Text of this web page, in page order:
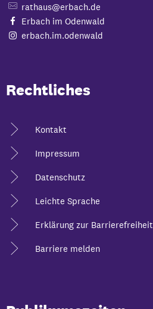
rathaus@erbach.de
Erbach im Odenwald
erbach.im.odenwald
Rechtliches
Kontakt
Impressum
Datenschutz
Leichte Sprache
Erklärung zur Barrierefreiheit
Barriere melden